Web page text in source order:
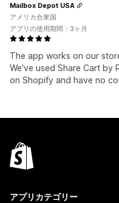
The app works on our
We've used Share Cart by
on Shopify and have no
Mailbox Depot USA
アメリカ合衆国
アプリの使用期間：3ヶ月
アプリカテゴリー